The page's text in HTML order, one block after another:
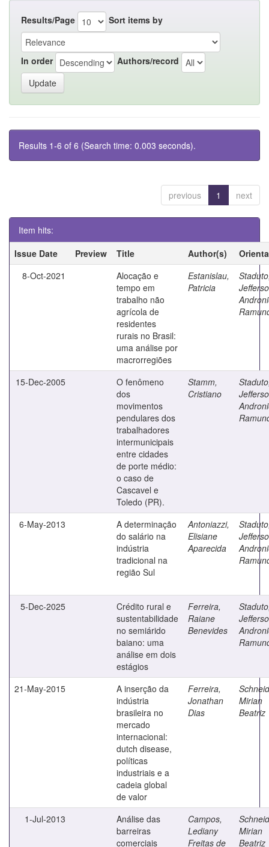
Results/Page Sort items by
In order Authors/record
Results 1-6 of 6 (Search time: 0.003 seconds).
previous 1 next
Item hits:
Issue Date
Preview Title Author(s)
8-Oct-2021
Alocação e
tempo em
trabalho não
agrícola de
residentes
rurais no Brasil:
uma análise por
macrorregiões
Estanislau,
Patricia
15-Dec-2005
O fenômeno
dos
movimentos
pendulares dos
trabalhadores
intermunicipais
entre cidades
de porte médio:
o caso de
Cascavel e
Toledo (PR).
Stamm,
Cristiano
6-May-2013
A determinação
do salário na
indústria
tradicional na
região Sul
Antoniazzi,
Elisiane
Aparecida
5-Dec-2025
Crédito rural e
sustentabilidade
no semiárido
baiano: uma
análise em dois
estágios
Ferreira,
Raiane
Benevides
21-May-2015
A inserção da
indústria
brasileira no
mercado
internacional:
dutch disease,
políticas
industriais e a
cadeia global
de valor
Ferreira,
Jonathan
Dias
Mirian
Beatriz
1-Jul-2013
Análise das
barreiras
comerciais
Campos,
Lediany
Freitas de
Mirian
Beatriz